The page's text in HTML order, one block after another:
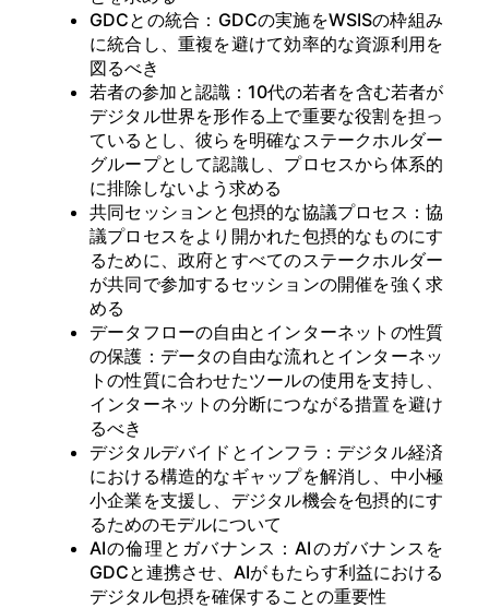
GDCとの統合：GDCの実施をWSISの枠組み
に統合し、重複を避けて効率的な資源利用を
図るべき
若者の参加と認識：10代の若者を含む若者が
デジタル世界を形作る上で重要な役割を担っ
ているとし、彼らを明確なステークホルダー
グループとして認識し、プロセスから体系的
に排除しないよう求める
共同セッションと包摂的な協議プロセス：協
議プロセスをより開かれた包摂的なものにす
るために、政府とすべてのステークホルダー
が共同で参加するセッションの開催を強く求
める
データフローの自由とインターネットの性質
の保護：データの自由な流れとインターネッ
トの性質に合わせたツールの使用を支持し、
インターネットの分断につながる措置を避け
るべき
デジタルデバイドとインフラ：デジタル経済
における構造的なギャップを解消し、中小極
小企業を支援し、デジタル機会を包摂的にす
るためのモデルについて
AIの倫理とガバナンス：AIのガバナンスを
GDCと連携させ、AIがもたらす利益における
デジタル包摂を確保することの重要性